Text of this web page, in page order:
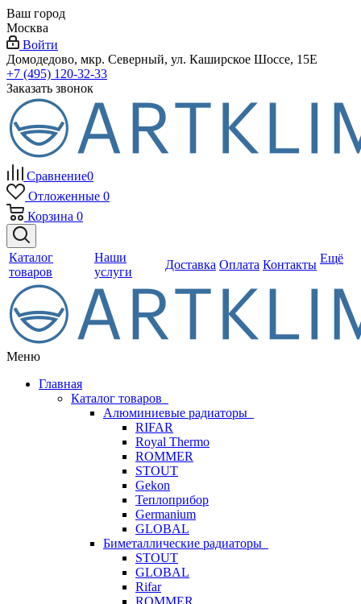
Ваш город
Москва
Войти
Домодедово, мкр. Северный, ул. Каширское Шоссе, 15Е
+7 (495) 120-32-33
Заказать звонок
Сравнение0
Отложенные 0
Корзина 0
Каталог
товаров
Наши
услуги
Доставка Оплата Контакты Ещё
Меню
Главная
Каталог товаров
Алюминиевые радиаторы
RIFAR
Royal Thermo
ROMMER
STOUT
Gekon
Теплоприбор
Germanium
GLOBAL
Биметаллические радиаторы
STOUT
GLOBAL
Rifar
ROMMER